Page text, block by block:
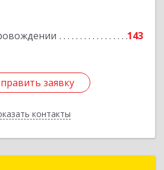
143
заявку
контакты
заявку
Назад